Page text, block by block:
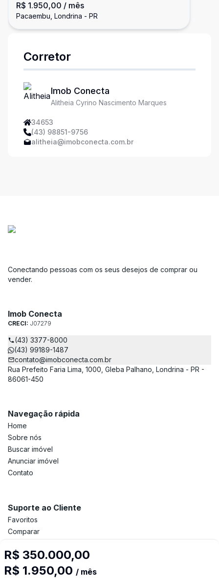
R$ 1.950,00 / mês
Pacaembu, Londrina - PR
Corretor
Imob Conecta
Alitheia Cyrino Nascimento Marques
34653
(43) 98851-9756
alitheia@imobconecta.com.br
R$ 350.000,00
R$ 1.950,00 / mês
Conectando pessoas com os seus desejos de comprar ou
vender.
Imob Conecta
CRECI: J07279
(43) 3377-8000
(43) 99189-1487
contato@imobconecta.com.br
Rua Prefeito Faria Lima, 1000, Gleba Palhano, Londrina - PR -
86061-450
Navegação rápida
Home
Sobre nós
Buscar imóvel
Anunciar imóvel
Contato
Suporte ao Cliente
Favoritos
Comparar